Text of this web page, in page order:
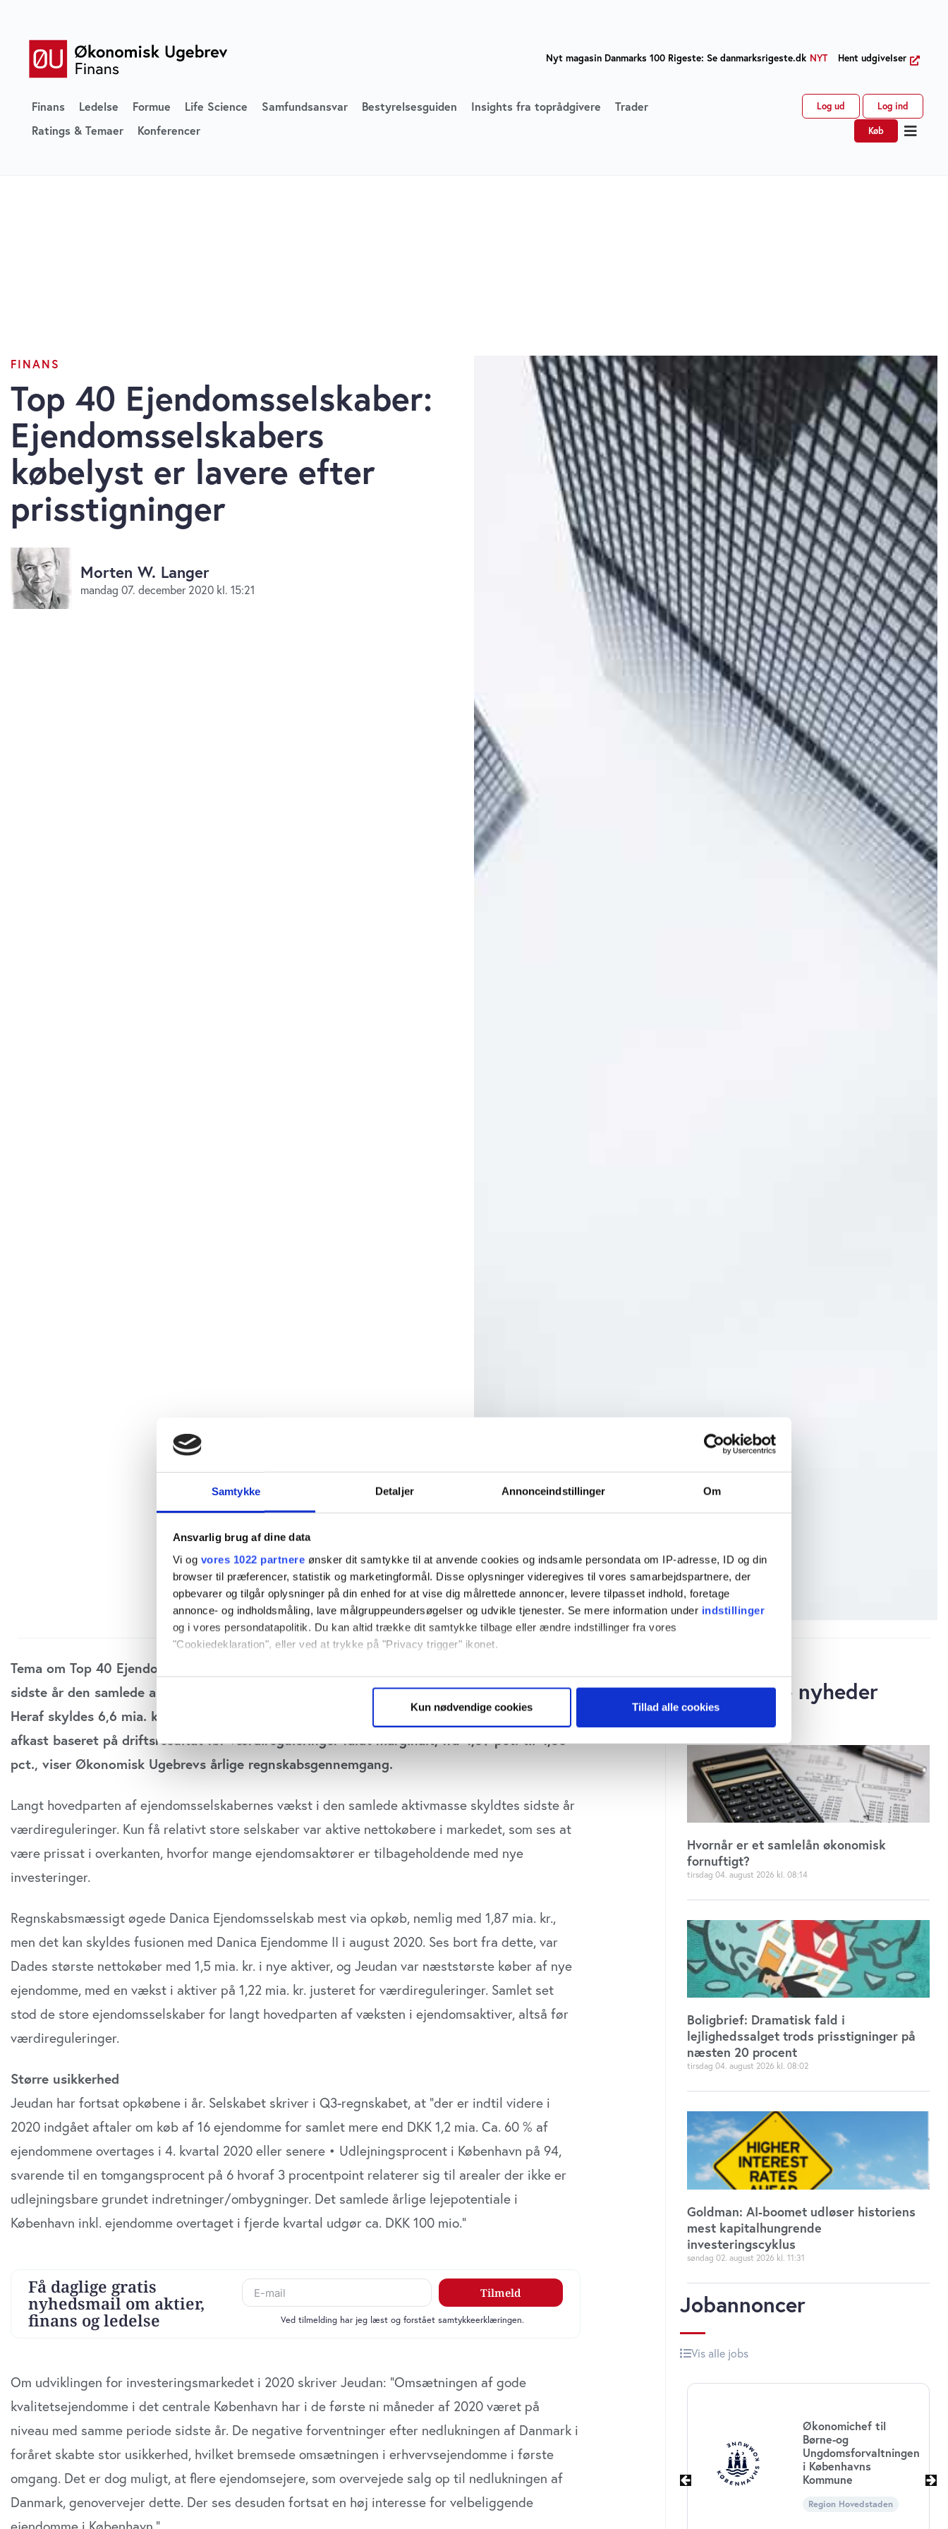
Samtykke Detaljer Annonceindstillinger Om
Ansvarlig brug af dine data
Vi og vores 1022 partnere ønsker dit samtykke til at anvende cookies og indsamle persondata om IP-adresse, ID og din
browser til præferencer, statistik og marketingformål. Disse oplysninger videregives til vores samarbejdspartnere, der
opbevarer og tilgår oplysninger på din enhed for at vise dig målrettede annoncer, levere tilpasset indhold, foretage
annonce- og indholdsmåling, lave målgruppeundersøgelser og udvikle tjenester. Se mere information under indstillinger
og i vores persondatapolitik. Du kan altid trække dit samtykke tilbage eller ændre indstillinger fra vores
"Cookiedeklaration", eller ved at trykke på "Privacy trigger" ikonet.
Hvis du tillader det, vil vi også gerne:
Identificere din enhed baseret på en scanning af dens unikke karakteristika (fingerprinting)
Vi bruger cookies til at tilpasse vores indhold og annoncer, til at vise dig funktioner til sociale medier og til at analysere
vores trafik. Vi deler også oplysninger om din brug af vores website med vores partnere inden for sociale medier,
annonceringspartnere og analysepartnere. Vores partnere kan kombinere disse data med andre oplysninger, du har givet
dem, eller som de har indsamlet fra din brug af deres tjenester. Du samtykker til vores cookies, hvis du fortsætter med at
anvende vores hjemmeside.
Kun nødvendige cookies Tillad alle cookies
Nyt magasin Danmarks 100 Rigeste: Se danmarksrigeste.dk NYT Hent udgivelser
Finans Ledelse Formue Life Science Samfundsansvar Bestyrelsesguiden Insights fra toprådgivere
Trader
Ratings & Temaer
Konferencer
Log ud Log ind
Køb
FINANS
Top 40 Ejendomsselskaber:
Ejendomsselskabers
købelyst er lavere efter
prisstigninger
Morten W. Langer
mandag 07. december 2020 kl. 15:21
Tema om Top 40 Ejendomsselskaber 2020: Landets 40 største ejendomsselskaber øgede
sidste år den samlede aktivmasse til 233 mia. kr., hvilket var 12 mia. kr. mere end året før.
Heraf skyldes 6,6 mia. kr. værdireguleringer og 5,4 mia. kr. nye opkøb. Det gennemsnitlige
afkast baseret på driftsresultat før værdireguleringer faldt marginalt, fra 4,39 pct. til 4,35
pct., viser Økonomisk Ugebrevs årlige regnskabsgennemgang.
Langt hovedparten af ejendomsselskabernes vækst i den samlede aktivmasse skyldtes sidste år
værdireguleringer. Kun få relativt store selskaber var aktive nettokøbere i markedet, som ses at
være prissat i overkanten, hvorfor mange ejendomsaktører er tilbageholdende med nye
investeringer.
Regnskabsmæssigt øgede Danica Ejendomsselskab mest via opkøb, nemlig med 1,87 mia. kr.,
men det kan skyldes fusionen med Danica Ejendomme II i august 2020. Ses bort fra dette, var
Dades største nettokøber med 1,5 mia. kr. i nye aktiver, og Jeudan var næststørste køber af nye
ejendomme, med en vækst i aktiver på 1,22 mia. kr. justeret for værdireguleringer. Samlet set
stod de store ejendomsselskaber for langt hovedparten af væksten i ejendomsaktiver, altså før
værdireguleringer.
Større usikkerhed
Jeudan har fortsat opkøbene i år. Selskabet skriver i Q3-regnskabet, at ”der er indtil videre i
2020 indgået aftaler om køb af 16 ejendomme for samlet mere end DKK 1,2 mia. Ca. 60 % af
ejendommene overtages i 4. kvartal 2020 eller senere • Udlejningsprocent i København på 94,
svarende til en tomgangsprocent på 6 hvoraf 3 procentpoint relaterer sig til arealer der ikke er
udlejningsbare grundet indretninger/ombygninger. Det samlede årlige lejepotentiale i
København inkl. ejendomme overtaget i fjerde kvartal udgør ca. DKK 100 mio.”
Om udviklingen for investeringsmarkedet i 2020 skriver Jeudan: ”Omsætningen af gode
kvalitetsejendomme i det centrale København har i de første ni måneder af 2020 været på
niveau med samme periode sidste år. De negative forventninger efter nedlukningen af Danmark i
foråret skabte stor usikkerhed, hvilket bremsede omsætningen i erhvervsejendomme i første
omgang. Det er dog muligt, at flere ejendomsejere, som overvejede salg op til nedlukningen af
Danmark, genovervejer dette. Der ses desuden fortsat en høj interesse for velbeliggende
Relaterede nyheder
Hvornår er et samlelån økonomisk
fornuftigt?
tirsdag 04. august 2026 08:14
Boligbrief: Dramatisk fald i
lejlighedssalget trods prisstigninger på
næsten 20 procent
tirsdag 04. august 2026 08:02
Goldman: AI-boomet udløser historiens
mest kapitalhungrende
investeringscyklus
søndag 02. august 2026 11:31
Jobannoncer
Vis alle jobs
Udløber snart
Revisorgruppen
Region Midt
Økonomichef til
Børne-og
Ungdomsforvaltningen
Kommune
Region Hovedstaden
Revisorgruppen
Danmark
Økonomichef til
Børne-og
Ungdomsforvaltningen
i Københavns
Kommune
Region Hovedstaden